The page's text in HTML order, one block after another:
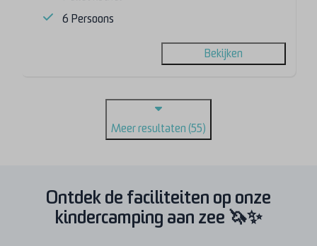
6 Persoons
Bekijken
Meer resultaten (55)
Ontdek de faciliteiten op onze
kindercamping aan zee 🦄✨